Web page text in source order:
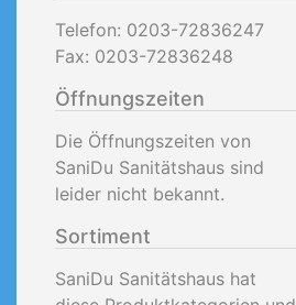
Telefon: 0203-72836247
Fax: 0203-72836248
Öffnungszeiten
Die Öffnungszeiten von
SaniDu Sanitätshaus sind
leider nicht bekannt.
Sortiment
SaniDu Sanitätshaus hat